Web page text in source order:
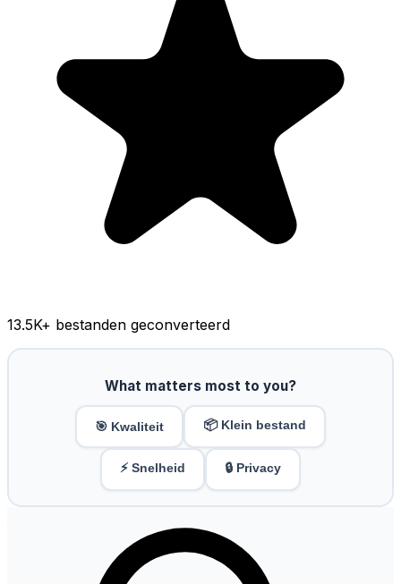
13.5K+ bestanden geconverteerd
What matters most to you?
🎯 Kwaliteit 📦 Klein bestand
⚡ Snelheid 🔒 Privacy